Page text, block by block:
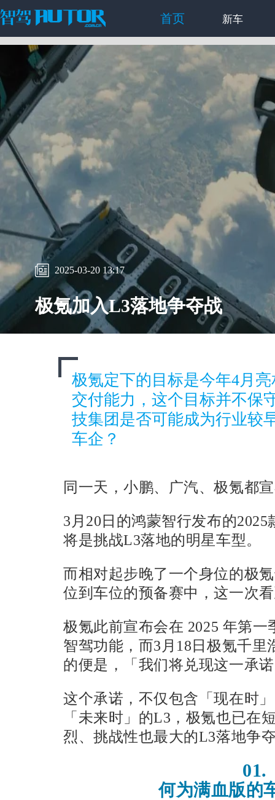
首页 新车
2025-03-20 13:17
极氪加入L3落地争夺战
极氪定下的目标是今年4月
交付能力，这个目标并不保
技集团是否可能成为行业较
车企？
同一天，小鹏、广汽、极氪都
3月20日的鸿蒙智行发布的
将是挑战L3落地的明星车型。
而相对起步晚了一个身位的极
位到车位的预备赛中，这一次
极氪此前宣布会在 2025 年第
智驾功能，而3月18日极氪千里
的便是，「我们将兑现这一承
这个承诺，不仅包含「现在时
「未来时」的L3，极氪也已在
烈、挑战性也最大的L3落地争
01.
何为满血版的